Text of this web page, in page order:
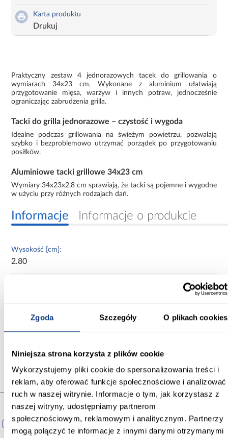
Zgoda Szczegóły O plikach cookies
Niniejsza strona korzysta z plików cookie
Wykorzystujemy pliki cookie do spersonalizowania treści i
reklam, aby oferować funkcje społecznościowe i analizować
ruch w naszej witrynie. Informacje o tym, jak korzystasz z
naszej witryny, udostępniamy partnerom
społecznościowym, reklamowym i analitycznym. Partnerzy
mogą połączyć te informacje z innymi danymi otrzymanymi
Karta produktu
Drukuj
Praktyczny zestaw 4 jednorazowych tacek do grillowania o
wymiarach 34x23 cm. Wykonane z aluminium ułatwiają
przygotowanie mięsa, warzyw i innych potraw, jednocześnie
ograniczając zabrudzenia grilla.
Tacki do grilla jednorazowe – czystość i wygoda
Idealne podczas grillowania na świeżym powietrzu, pozwalają
szybko i bezproblemowo utrzymać porządek po przygotowaniu
posiłków.
Aluminiowe tacki grillowe 34x23 cm
Wymiary 34x23x2,8 cm sprawiają, że tacki są pojemne i wygodne
w użyciu przy różnych rodzajach dań.
Informacje Informacje o produkcie
Wysokość [cm]:
2.80
Rodzaj asortymentu:
Produkty alternatywne
PORÓWNAJ PORÓWNAJ